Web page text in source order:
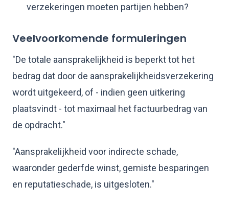
verzekeringen moeten partijen hebben?
Veelvoorkomende formuleringen
"De totale aansprakelijkheid is beperkt tot het
bedrag dat door de aansprakelijkheidsverzekering
wordt uitgekeerd, of - indien geen uitkering
plaatsvindt - tot maximaal het factuurbedrag van
de opdracht."
"Aansprakelijkheid voor indirecte schade,
waaronder gederfde winst, gemiste besparingen
en reputatieschade, is uitgesloten."